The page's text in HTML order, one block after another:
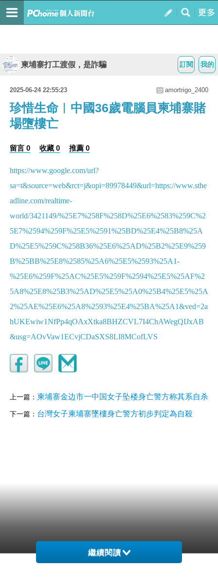
我的
訂閱
柬埔寨打工渡假，是詐騙
2025-06-24 22:55:23 amortrigo_2400
珍惜生命︱中國36歲電腦員柬埔寨賭
場墮樓亡
留言 0 收藏 0 推薦 0
https://www.google.com/url?
sa=t&source=web&rct=j&opi=89978449&url=https://www.sthe
adline.com/realtime-
world/3421149/%25E7%258F%258D%25E6%2583%259C%2
5E7%2594%259F%25E5%2591%25BD%25E4%25B8%25A
D%25E5%259C%258B36%25E6%25AD%25B2%25E9%259
B%25BB%25E8%2585%25A6%25E5%2593%25A1-
%25E6%259F%25AC%25E5%259F%2594%25E5%25AF%2
5A8%25E8%25B3%25AD%25E5%25A0%25B4%25E5%25A
2%25AE%25E6%25A8%2593%25E4%25BA%25A1&ved=2a
hUKEwiw1NfPp4qOAxXtka8BHZCVL7I4ChAWegQIJxAB
&usg=AOvVaw1ECvjCDaSXS8LI8MCofLVS
上一篇： 柬埔寨金边市一中国女子坠楼身亡警方称其系自杀
下一篇： 台灣女子柬埔寨墜樓身亡警方初步判定為自殺
繼續閱讀